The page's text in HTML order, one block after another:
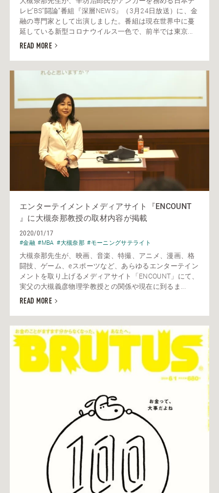
レビBS”闘論”番組『深層NEWS』（3月24日放送）に、金
融の専門家として出演しました。番組は現在世界中に蔓
延している新型コロナウイルス一色で、前半では東京...
READ MORE
エンターテイメントメディアサイト『ENCOUNT
』に大槻奈那教授の取材内容が掲載
2020/01/17
#金融 #MBA #大槻奈那 #モーニングサテライト
大槻奈那先生が、映画、音楽、特撮、アニメ、漫画、格
闘技、ゲーム、eスポーツなど、あらゆるエンターテイン
メントを取り上げるメディアサイト「ENCOUNT」にて、
実父の大槻義彦物理学教授との関係や現在に到るま...
READ MORE